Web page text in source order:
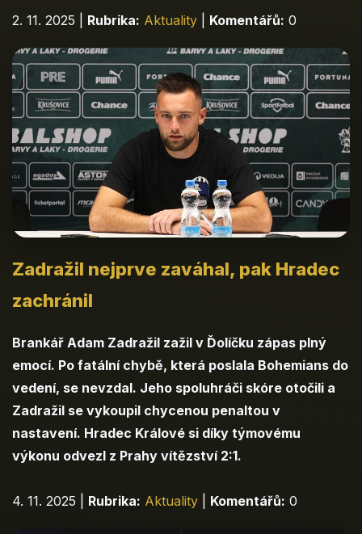
2. 11. 2025 Rubrika: Aktuality Komentářů: 0
Zadražil nejprve zaváhal, pak Hradec
zachránil
Brankář Adam Zadražil zažil v Ďolíčku zápas plný
emocí. Po fatální chybě, která poslala Bohemians do
vedení, se nevzdal. Jeho spoluhráči skóre otočili a
Zadražil se vykoupil chycenou penaltou v
nastavení. Hradec Králové si díky týmovému
výkonu odvezl z Prahy vítězství 2:1.
4. 11. 2025 Rubrika: Aktuality Komentářů: 0